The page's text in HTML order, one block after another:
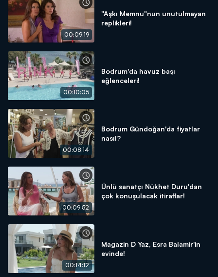
00:09:19
"Aşkı Memnu"nun unutulmayan
replikleri!
00:10:05
Bodrum'da havuz başı
eğlenceleri!
00:08:14
Bodrum Gündoğan'da fiyatlar
nasıl?
00:09:52
Ünlü sanatçı Nükhet Duru'dan
çok konuşulacak itiraflar!
00:14:12
Magazin D Yaz, Esra Balamir'in
evinde!